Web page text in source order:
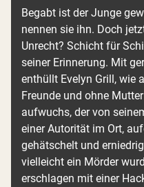
Begabt ist der Junge
nennen sie ihn. Doch
Unrecht? Schicht für
seiner Erinnerung. Mit
enthüllt Evelyn Grill, wie
Freunde und ohne
aufwuchs, der von
einer Autorität im Ort,
gehätschelt und
vielleicht ein Mörder
erschlagen mit einer